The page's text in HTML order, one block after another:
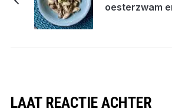
oesterzwam
LAAT REACTIE ACHTER